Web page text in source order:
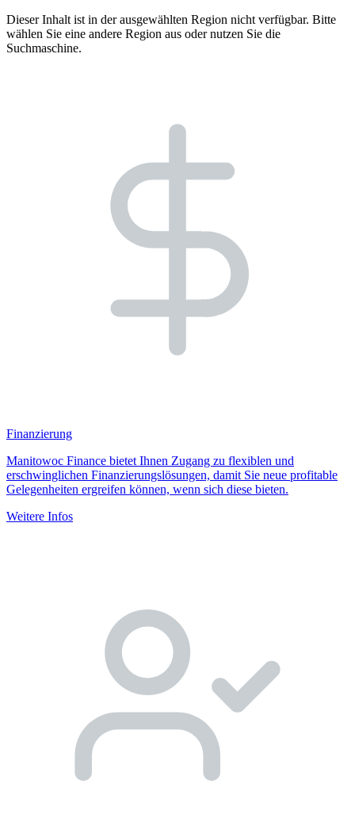
Dieser Inhalt ist in der ausgewählten Region nicht verfügbar. Bitte
wählen Sie eine andere Region aus oder nutzen Sie die
Suchmaschine.
Finanzierung
Manitowoc Finance bietet Ihnen Zugang zu flexiblen und
erschwinglichen Finanzierungslösungen, damit Sie neue profitable
Gelegenheiten ergreifen können, wenn sich diese bieten.
Weitere Infos